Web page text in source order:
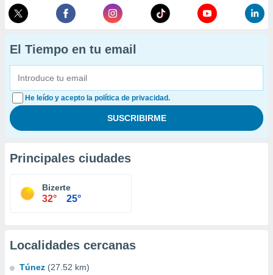
El Tiempo en tu email
He leído y acepto la política de privacidad.
Principales ciudades
Bizerte
32° 25°
Localidades cercanas
Túnez (27.52 km)